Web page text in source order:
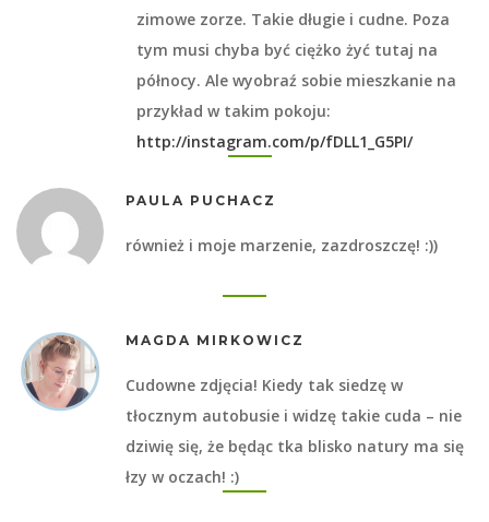
zimowe zorze. Takie długie i cudne. Poza
tym musi chyba być ciężko żyć tutaj na
północy. Ale wyobraź sobie mieszkanie na
przykład w takim pokoju:
http://instagram.com/p/fDLL1_G5PI/
PAULA PUCHACZ
również i moje marzenie, zazdroszczę! :))
MAGDA MIRKOWICZ
Cudowne zdjęcia! Kiedy tak siedzę w
tłocznym autobusie i widzę takie cuda – nie
dziwię się, że będąc tka blisko natury ma się
łzy w oczach! :)